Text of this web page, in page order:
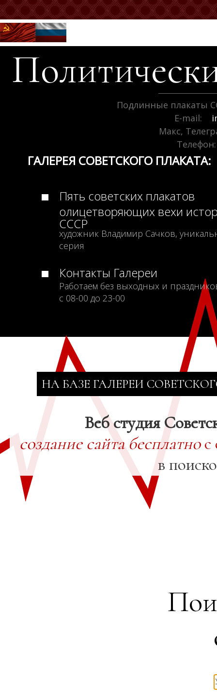
Подлинные плакаты
E-mail:
Макс,
Телефон:
ГАЛЕРЕЯ СОВЕТСКОГО ПЛАКАТА:
Пять советских плакатов
олицетворяющих вехи
СССР
художник Владимир Сачков,
серия
Контакты Галереи
Работаем без выходных и
с 08-00 до 23-00
НА БАЗЕ ГАЛЕРЕИ
Веб студия
создание сайта бесплатнос
в